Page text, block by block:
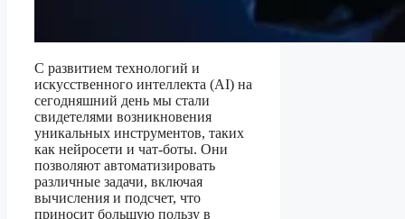
С развитием технологий и
искусственного интеллекта (AI) на
сегодняшний день мы стали
свидетелями возникновения
уникальных инструментов, таких
как нейросети и чат-боты. Они
позволяют автоматизировать
различные задачи, включая
вычисления и подсчет, что
приносит большую пользу в